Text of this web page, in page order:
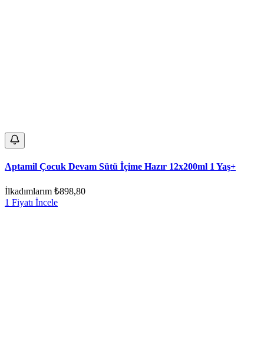
Aptamil Çocuk Devam Sütü İçime Hazır 12x200ml 1 Yaş+
İlkadımlarım ₺898,80
1 Fiyatı İncele